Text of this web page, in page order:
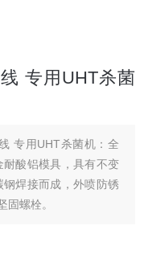
专用UHT杀菌
专用UHT杀菌机：全
酸铝模具，具有不变
焊接而成，外喷防锈
螺栓。